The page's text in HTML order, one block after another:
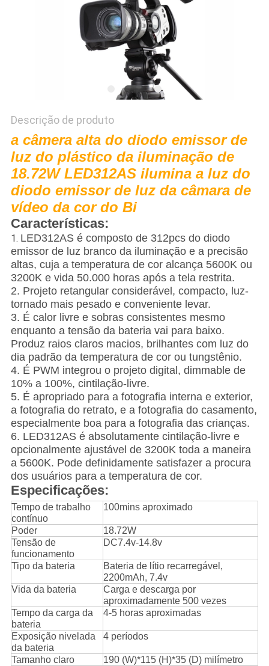
Descrição de produto
a câmera alta do diodo emissor de
luz do plástico da iluminação de
18.72W LED312AS ilumina a luz do
diodo emissor de luz da câmara de
vídeo da cor do Bi
Características:
1. LED312AS é composto de 312pcs do diodo
emissor de luz branco da iluminação e a precisão
altas, cuja a temperatura de cor alcança 5600K ou
3200K e vida 50.000 horas após a tela restrita.
2. Projeto retangular considerável, compacto, luz-
tornado mais pesado e conveniente levar.
3. É calor livre e sobras consistentes mesmo
enquanto a tensão da bateria vai para baixo.
Produz raios claros macios, brilhantes com luz do
dia padrão da temperatura de cor ou tungstênio.
4. É PWM integrou o projeto digital, dimmable de
10% a 100%, cintilação-livre.
5. É apropriado para a fotografia interna e exterior,
a fotografia do retrato, e a fotografia do casamento,
especialmente boa para a fotografia das crianças.
6. LED312AS é absolutamente cintilação-livre e
opcionalmente ajustável de 3200K toda a maneira
a 5600K. Pode definidamente satisfazer a procura
dos usuários para a temperatura de cor.
Especificações:
Tempo de trabalho
contínuo
100mins aproximado
Poder
18.72W
Tensão de
funcionamento
DC7.4v-14.8v
Tipo da bateria
Bateria de lítio recarregável,
2200mAh, 7.4v
Vida da bateria
Carga e descarga por
aproximadamente 500 vezes
Tempo da carga da
bateria
4-5 horas aproximadas
Exposição nivelada
da bateria
4 períodos
Tamanho claro
190 (W)*115 (H)*35 (D) milímetro